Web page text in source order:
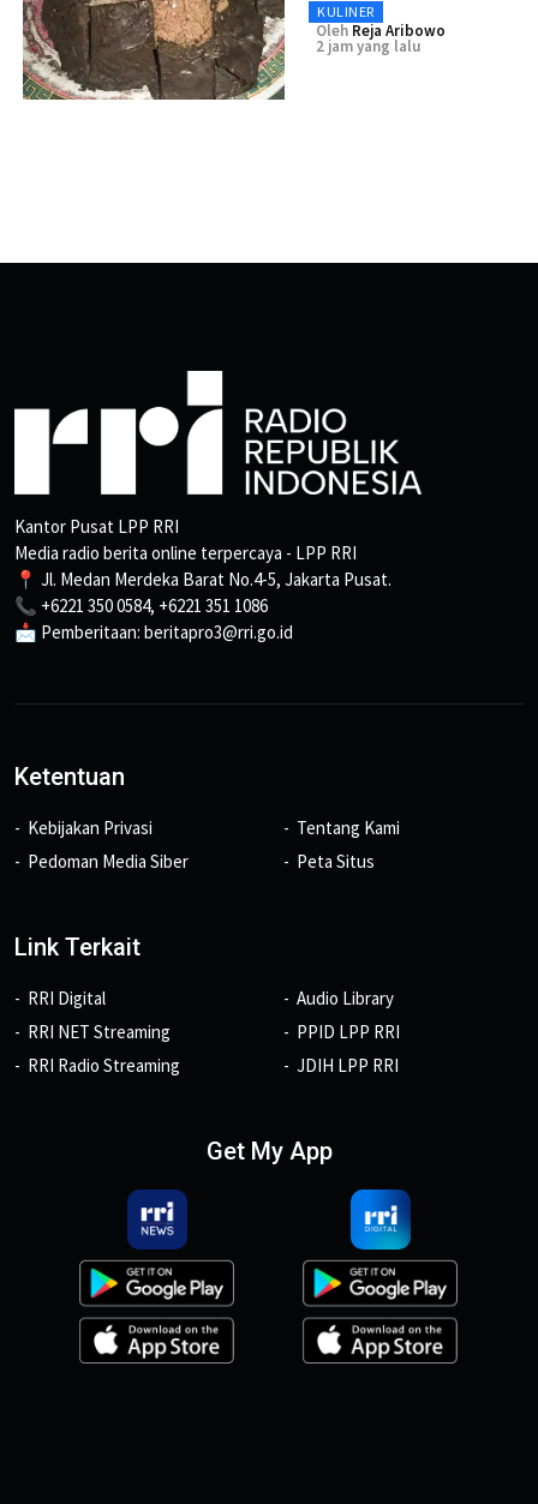
KULINER
Oleh Reja Aribowo
2 jam yang lalu
Kantor Pusat LPP RRI
Media radio berita online terpercaya - LPP RRI
📍 Jl. Medan Merdeka Barat No.4-5, Jakarta Pusat.
📞 +6221 350 0584, +6221 351 1086
📩 Pemberitaan: beritapro3@rri.go.id
Ketentuan
Kebijakan Privasi
Pedoman Media Siber
Tentang Kami
Peta Situs
Link Terkait
RRI Digital
RRI NET Streaming
RRI Radio Streaming
Audio Library
PPID LPP RRI
JDIH LPP RRI
Get My App